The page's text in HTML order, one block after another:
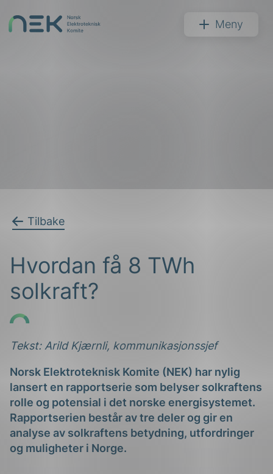
NEK Meny
Tilbake
Hvordan få 8 TWh
solkraft?
Tekst: Arild Kjærnli, kommunikasjonssjef
Norsk Elektroteknisk Komite (NEK) har nylig
lansert en rapportserie som belyser solkraftens
rolle og potensial i det norske energisystemet.
Rapportserien består av tre deler og gir en
analyse av solkraftens betydning, utfordringer
og muligheter i Norge.